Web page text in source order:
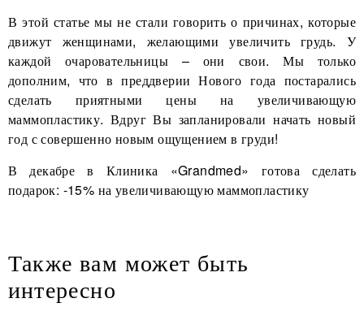
В этой статье мы не стали говорить о причинах, которые
движут женщинами, желающими увеличить грудь. У
каждой очаровательницы – они свои. Мы только
дополним, что в преддверии Нового года постарались
сделать приятными цены на увеличивающую
маммопластику. Вдруг Вы запланировали начать новый
год с совершенно новым ощущением в груди!
В декабре в Клиника «Grandmed» готова сделать
подарок: -15% на увеличивающую маммопластику
Также вам может быть
интересно